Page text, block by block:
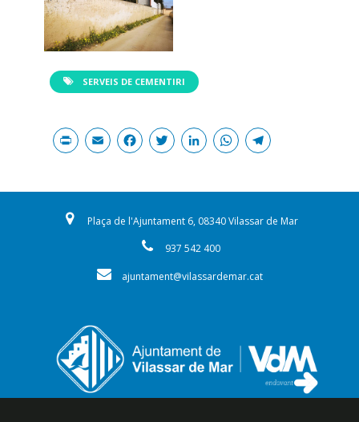
SERVEIS DE CEMENTIRI
PrintEmailFacebook
Twitter
LinkedIn
Plaça de l'Ajuntament 6, 08340 Vilassar de Mar
937 542 400
ajuntament@vilassardemar.cat